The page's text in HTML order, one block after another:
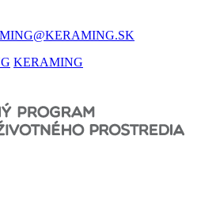
KERAMING